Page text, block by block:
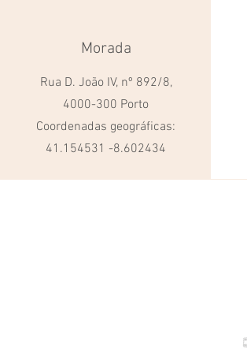
Morada
Rua D. João IV, nº 892/8,
4000-300 Porto
Coordenadas geográficas:
41.154531 -8.602434